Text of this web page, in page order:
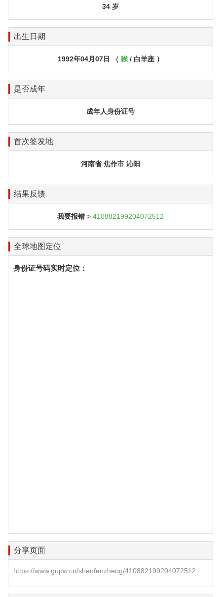
34 岁
出生日期
1992年04月07日 （ 猴 / 白羊座 ）
是否成年
成年人身份证号
首次签发地
河南省 焦作市 沁阳
结果反馈
我要报错 > 410882199204072512
全球地图定位
身份证号码实时定位：
分享页面
https://www.gupw.cn/shenfenzheng/410882199204072512